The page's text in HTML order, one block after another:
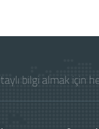
bilgi almak için